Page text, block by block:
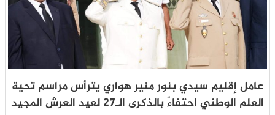
عامل إقليم سيدي بنور منير هواري يترأس مراسم تحية
العلم الوطني احتفاءً بالذكرى الـ27 لعيد العرش المجيد